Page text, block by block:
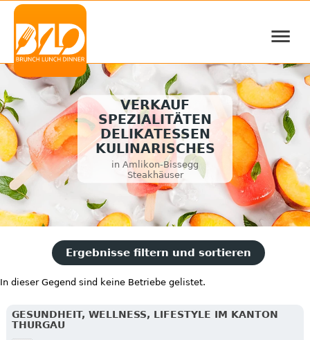
≡
VERKAUF
SPEZIALITÄTEN
DELIKATESSEN
KULINARISCHES
in Amlikon-Bissegg
Steakhäuser
Ergebnisse filtern und sortieren
In dieser Gegend sind keine Betriebe gelistet.
GESUNDHEIT, WELLNESS, LIFESTYLE IM KANTON
THURGAU